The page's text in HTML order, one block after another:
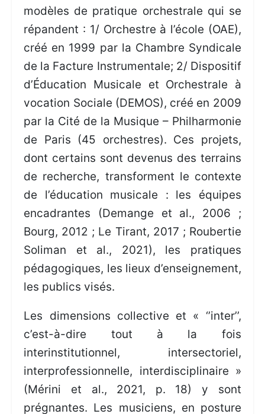
modèles de pratique orchestrale qui se
répandent : 1/ Orchestre à l’école (OAE),
créé en 1999 par la Chambre Syndicale
de la Facture Instrumentale; 2/ Dispositif
d’Éducation Musicale et Orchestrale à
vocation Sociale (DEMOS), créé en 2009
par la Cité de la Musique – Philharmonie
de Paris (45 orchestres). Ces projets,
dont certains sont devenus des terrains
de recherche, transforment le contexte
de l’éducation musicale : les équipes
encadrantes (Demange et al., 2006 ;
Bourg, 2012 ; Le Tirant, 2017 ; Roubertie
Soliman et al., 2021), les pratiques
pédagogiques, les lieux d’enseignement,
les publics visés.
Les dimensions collective et « ‘’inter’’,
c’est-à-dire tout à la fois
interinstitutionnel, intersectoriel,
interprofessionnelle, interdisciplinaire »
(Mérini et al., 2021, p. 18) y sont
prégnantes. Les musiciens, en posture